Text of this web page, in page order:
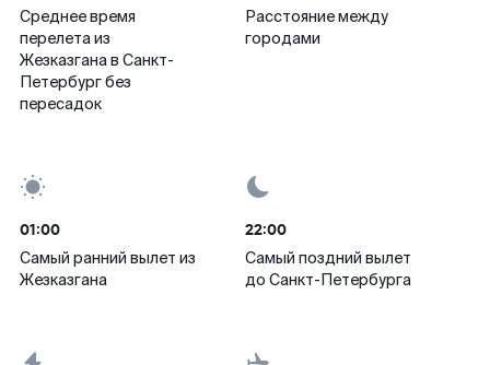
Среднее время
перелета из
Жезказгана в Санкт-
Петербург без
пересадок
Расстояние между
городами
01:00
Самый ранний вылет из
Жезказгана
22:00
Самый поздний вылет
до Санкт-Петербурга